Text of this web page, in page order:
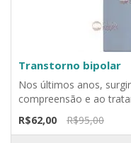
Transtorno bipolar
Nos últimos anos,
compreensão e ao
R$62,00
R$95,00